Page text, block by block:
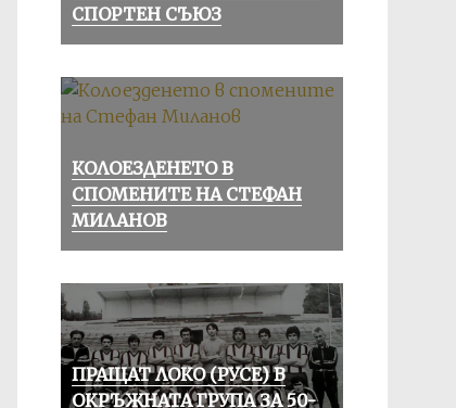
СПОРТЕН СЪЮЗ
КОЛОЕЗДЕНЕТО В
СПОМЕНИТЕ НА СТЕФАН
МИЛАНОВ
ПРАЩАТ ЛОКО (РУСЕ) В
ОКРЪЖНАТА ГРУПА ЗА 50-